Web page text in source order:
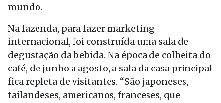
mundo.
Na fazenda, para fazer marketing
internacional, foi construída uma sala de
degustação da bebida. Na época de colheita do
café, de junho a agosto, a sala da casa principal
fica repleta de visitantes. “São japoneses,
tailandeses, americanos, franceses, que